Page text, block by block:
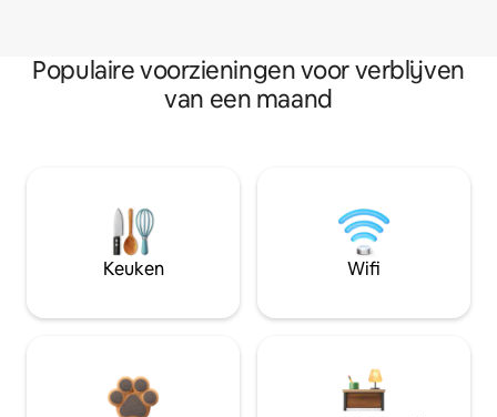
Populaire voorzieningen voor verblijven
van een maand
Keuken Wifi